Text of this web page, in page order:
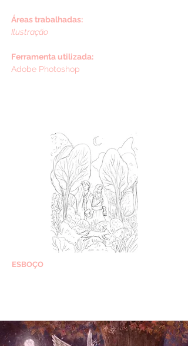
Áreas trabalhadas:
Ilustração
Ferramenta utilizada:
Adobe Photoshop
ESBOÇO